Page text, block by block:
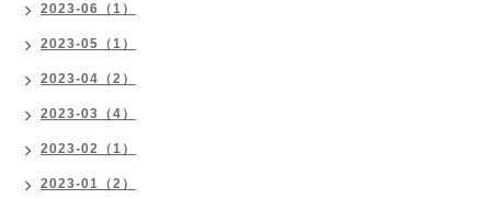
2023-06（1）
2023-05（1）
2023-04（2）
2023-03（4）
2023-02（1）
2023-01（2）